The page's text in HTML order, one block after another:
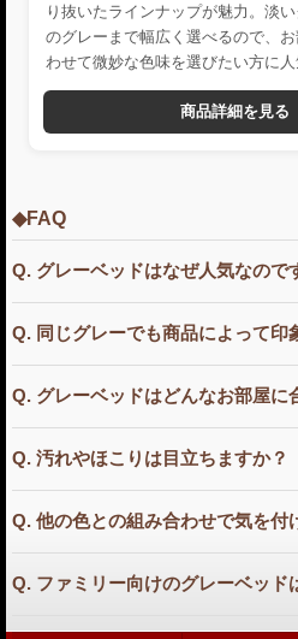
り抜いたラインナップが魅力。淡
のグレーまで幅広く選べるので、
わせて微妙な色味を選びたい方に人
商品詳細を見る
◆FAQ
Q. グレーベッドはなぜ人気なので
Q. 同じグレーでも商品によって印
Q. グレーベッドはどんなお部屋に
Q. 汚れやほこりは目立ちますか？
Q. 他の色との組み合わせで気を付
Q. ファミリー向けのグレーベッド